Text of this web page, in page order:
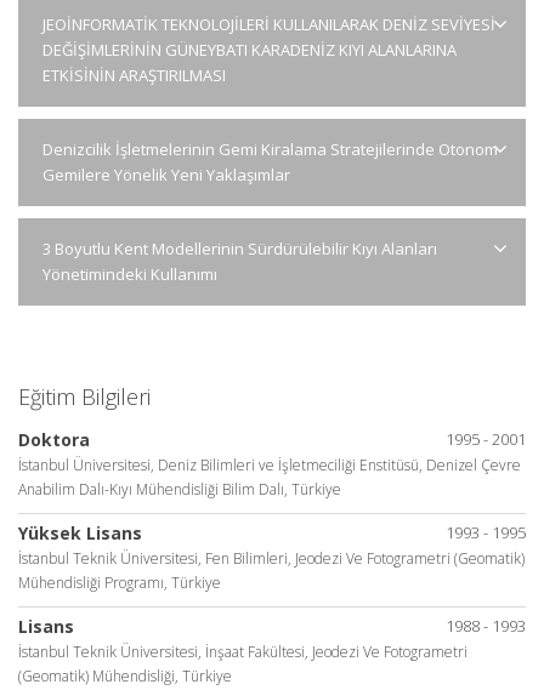
JEOİNFORMATİK TEKNOLOJİLERİ KULLANILARAK DENİZ SEVİYESİ
DEĞİŞİMLERİNİN GÜNEYBATI KARADENİZ KIYI ALANLARINA
ETKİSİNİN ARAŞTIRILMASI
Denizcilik İşletmelerinin Gemi Kiralama Stratejilerinde Otonom
Gemilere Yönelik Yeni Yaklaşımlar
3 Boyutlu Kent Modellerinin Sürdürülebilir Kıyı Alanları
Yönetimindeki Kullanımı
Eğitim Bilgileri
1995 - 2001
Doktora
İstanbul Üniversitesi, Deniz Bilimleri ve İşletmeciliği Enstitüsü, Denizel Çevre
Anabilim Dalı-Kıyı Mühendisliği Bilim Dalı, Türkiye
1993 - 1995
Yüksek Lisans
İstanbul Teknik Üniversitesi, Fen Bilimleri, Jeodezi Ve Fotogrametri (Geomatik)
Mühendisliği Programı, Türkiye
1988 - 1993
Lisans
İstanbul Teknik Üniversitesi, İnşaat Fakültesi, Jeodezi Ve Fotogrametri
(Geomatik) Mühendisliği, Türkiye